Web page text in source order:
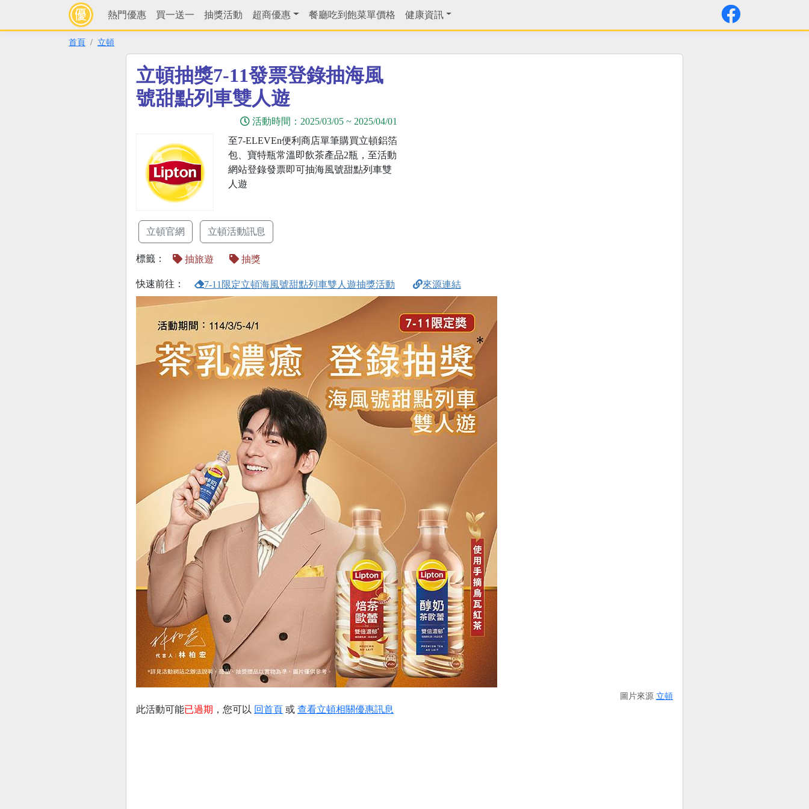
熱門優惠 買一送一 抽獎活動 超商優惠 餐廳吃到飽菜單價格 健康資訊
首頁 立頓
立頓抽獎7-11發票登錄抽海風
號甜點列車雙人遊
活動時間： 2025/03/05 ~ 2025/04/01
至7-ELEVEn便利商店單筆購買立頓鋁箔
包、寶特瓶常溫即飲茶產品2瓶，至活動
網站登錄發票即可抽海風號甜點列車雙
人遊
立頓官網 立頓活動訊息
標籤： 抽旅遊 抽獎
快速前往： 7-11限定立頓海風號甜點列車雙人遊抽獎活動 來源連結
圖片來源 立頓
此活動可能已過期 ，您可以 回首頁 或 查看立頓相關優惠訊息